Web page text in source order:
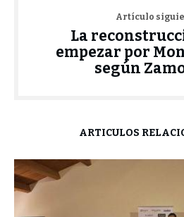
Artículo
La
empezar por
según
ARTÍCULOS